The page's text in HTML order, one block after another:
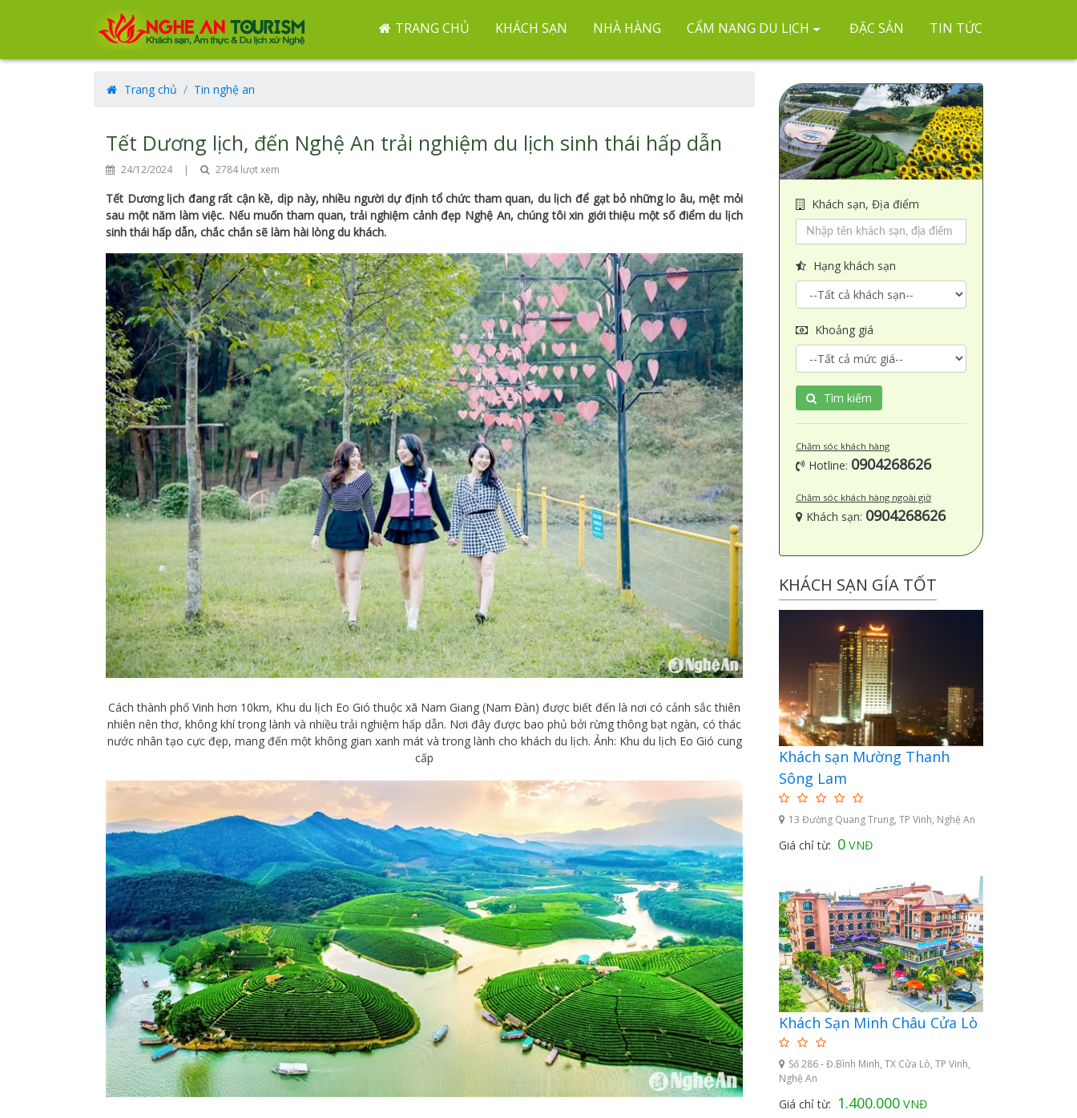
TRANG CHỦ KHÁCH SẠN NHÀ HÀNG CẨM NANG DU LỊCH ĐẶC SẢN TIN TỨC
Trang chủ Tin nghệ an
Tết Dương lịch, đến Nghệ An trải nghiệm du lịch sinh thái hấp dẫn
24/12/2024 | 2784 lượt xem
Tết Dương lịch đang rất cận kề, dịp này, nhiều người dự định tổ chức tham quan, du lịch để gạt bỏ những lo âu, mệt mỏi
sau một năm làm việc. Nếu muốn tham quan, trải nghiệm cảnh đẹp Nghệ An, chúng tôi xin giới thiệu một số điểm du lịch
sinh thái hấp dẫn, chắc chắn sẽ làm hài lòng du khách.
Cách thành phố Vinh hơn 10km, Khu du lịch Eo Gió thuộc xã Nam Giang (Nam Đàn) được biết đến là nơi có cảnh sắc thiên
nhiên nên thơ, không khí trong lành và nhiều trải nghiệm hấp dẫn. Nơi đây được bao phủ bởi rừng thông bạt ngàn, có thác
nước nhân tạo cực đẹp, mang đến một không gian xanh mát và trong lành cho khách du lịch. Ảnh: Khu du lịch Eo Gió cung
cấp
Khách sạn, Địa điểm
Hạng khách sạn
Khoảng giá
Tìm kiếm
Chăm sóc khách hàng
Hotline: 0904268626
Chăm sóc khách hàng ngoài giờ
Khách sạn: 0904268626
KHÁCH SẠN GÍA TỐT
Khách sạn Mường Thanh
Sông Lam
13 Đường Quang Trung, TP Vinh, Nghệ An
Giá chỉ từ: 0 VNĐ
Khách Sạn Minh Châu Cửa Lò
Số 286 - Đ.Bình Minh, TX Cửa Lò, TP Vinh,
Nghệ An
Giá chỉ từ: 1.400.000 VNĐ